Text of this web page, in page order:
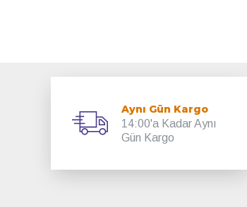
Aynı Gün Kargo
14:00'a Kadar Aynı
Gün Kargo